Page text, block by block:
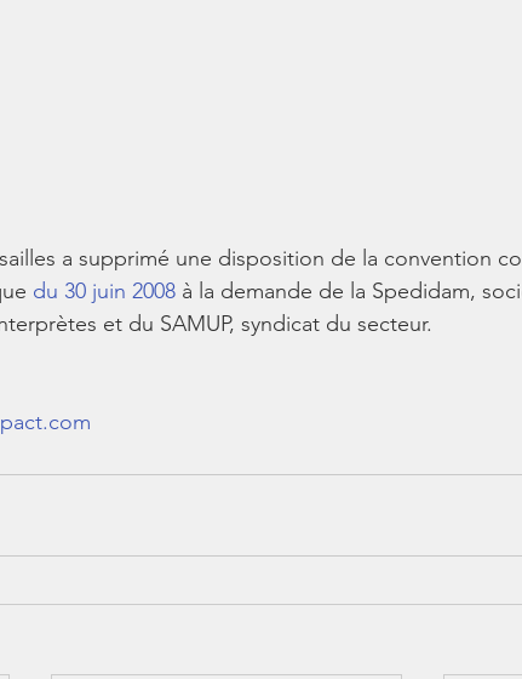
a supprimé une disposition de la convention
du 30 juin 2008 à la demande de la Spedidam,
et du SAMUP, syndicat du secteur.